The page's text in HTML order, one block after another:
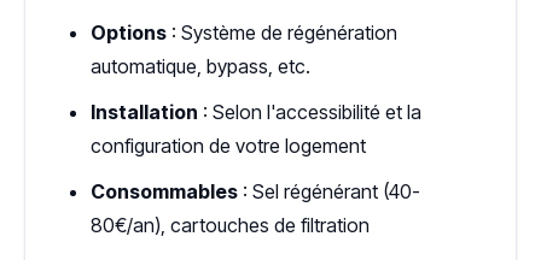
Options : Système de régénération
automatique, bypass, etc.
Installation : Selon l'accessibilité et la
configuration de votre logement
Consommables : Sel régénérant (40-
80€/an), cartouches de filtration